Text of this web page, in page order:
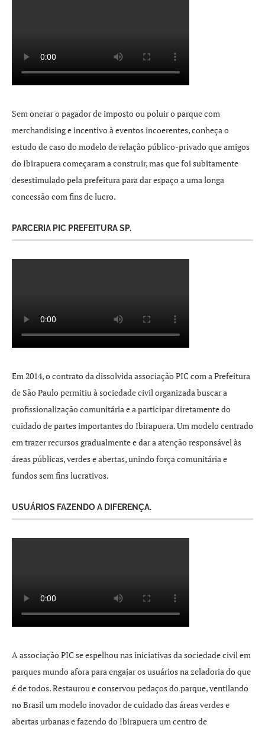
Sem onerar o pagador de imposto ou poluir o parque com
merchandising e incentivo à eventos incoerentes, conheça o
estudo de caso do modelo de relação público-privado que amigos
do Ibirapuera começaram a construir, mas que foi subitamente
desestimulado pela prefeitura para dar espaço a uma longa
concessão com fins de lucro.
PARCERIA PIC PREFEITURA SP.
Em 2014, o contrato da dissolvida associação PIC com a Prefeitura
de São Paulo permitiu à sociedade civil organizada buscar a
profissionalização comunitária e a participar diretamente do
cuidado de partes importantes do Ibirapuera. Um modelo centrado
em trazer recursos gradualmente e dar a atenção responsável às
áreas públicas, verdes e abertas, unindo força comunitária e
fundos sem fins lucrativos.
USUÁRIOS FAZENDO A DIFERENÇA.
A associação PIC se espelhou nas iniciativas da sociedade civil em
parques mundo afora para engajar os usuários na zeladoria do que
é de todos. Restaurou e conservou pedaços do parque, ventilando
no Brasil um modelo inovador de cuidado das áreas verdes e
abertas urbanas e fazendo do Ibirapuera um centro de